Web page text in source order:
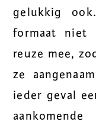
gelukkig
formaat niet
reuze mee,
ze
ieder geval